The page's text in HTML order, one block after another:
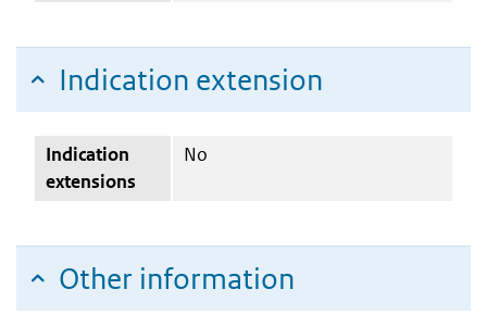
Indication extension
Indication
extensions
No
Other information